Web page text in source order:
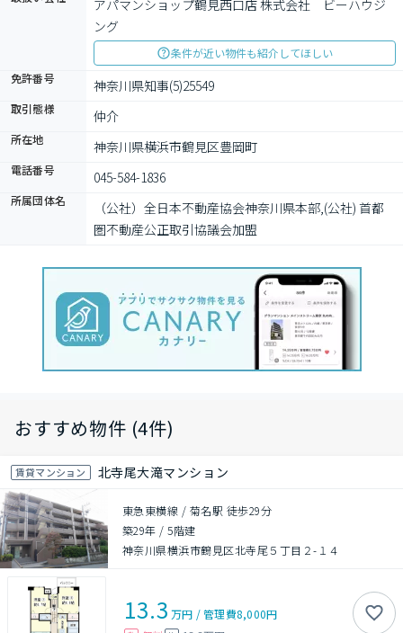
アパマンショップ鶴見西口店 株式会社　ビーハウジ
ング
条件が近い物件も紹介してほしい
免許番号
神奈川県知事(5)25549
取引態様 仲介
所在地 神奈川県横浜市鶴見区豊岡町
電話番号 045-584-1836
所属団体名
（公社）全日本不動産協会神奈川県本部,(公社) 首都
圏不動産公正取引協議会加盟
おすすめ物件 (4件)
賃貸マンション 北寺尾大滝マンション
東急東横線 / 菊名駅 徒歩29分
築29年 /5階建
神奈川県横浜市鶴見区北寺尾５丁目２-１４
13.3 万円 /管理費8,000円